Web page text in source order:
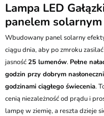
Lampa LED
panelem solarnym
Wbudowany panel solarny
ciągu dnia, aby po zmroku
jasność25 lumenów. Pełne
godzin przy dobrym
godzinami ciągłego świecenia.
cenią niezależność od prądu i
lampę w ziemię, a reszta dzieje